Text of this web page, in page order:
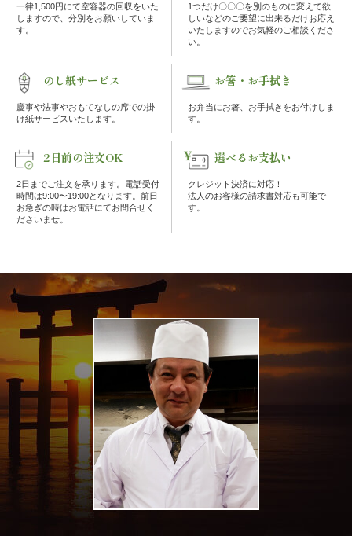
文
法・
配
エ
リ
座
利
用・
店
舗
一律1,500円にて空容器の回収をいた
しますので、分別をお願いしていま
す。
1つだけ〇〇〇を別のものに変えて欲
しいなどのご要望に出来るだけお応え
いたしますのでお気軽のご相談くださ
い。
のし紙サービス
慶事や法事やおもてなしの席での掛
け紙サービスいたします。
お箸・お手拭き
お弁当にお箸、お手拭きをお付けしま
す。
2日前の注文OK
2日までご注文を承ります。電話受付
時間は9:00〜19:00となります。前日
お急ぎの時はお電話にてお問合せく
ださいませ。
選べるお支払い
クレジット決済に対応！
法人のお客様の請求書対応も可能で
す。